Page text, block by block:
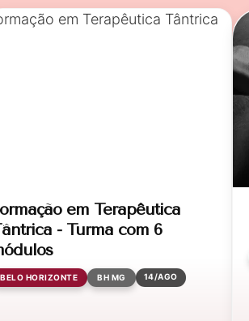
em Terapêutica
- Turma com 6
BELO HORIZONTE BH MG 14/AGO